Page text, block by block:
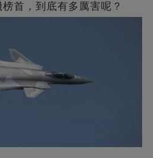
首，到底有多厲害呢？